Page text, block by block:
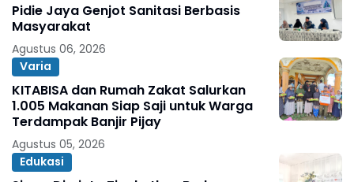
Pidie Jaya Genjot Sanitasi Berbasis
Masyarakat
Agustus 06, 2026
Varia
KITABISA dan Rumah Zakat Salurkan
1.005 Makanan Siap Saji untuk Warga
Terdampak Banjir Pijay
Agustus 05, 2026
Edukasi